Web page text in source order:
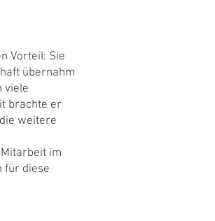
Vorteil: Sie
übernahm
viele
brachte er
weitere
im
für diese